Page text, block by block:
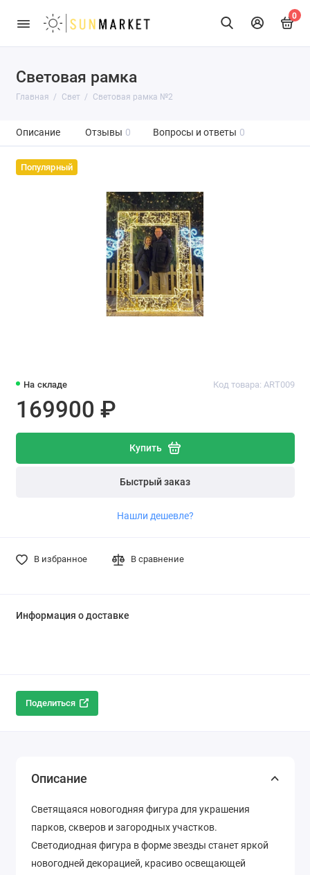
0
Световая рамка
Главная Свет Световая рамка №2
Описание Отзывы 0 Вопросы и ответы 0
Популярный
На складе Код товара: ART009
169900 ₽
Купить
Быстрый заказ
Нашли дешевле?
В избранное В сравнение
Информация о доставке
Поделиться
Описание
Светящаяся новогодняя фигура для украшения
парков, скверов и загородных участков.
Светодиодная фигура в форме звезды станет яркой
новогодней декорацией, красиво освещающей